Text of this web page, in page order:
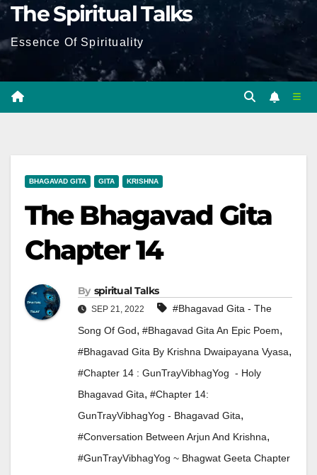
The Spiritual Talks
Essence Of Spirituality
BHAGAVAD GITA GITA KRISHNA
The Bhagavad Gita
Chapter 14
By Spiritual Talks
SEP 21, 2022
#Bhagavad Gita - The
Song Of God, #Bhagavad Gita An Epic Poem,
#Bhagavad Gita By Krishna Dwaipayana Vyasa,
#Chapter 14 : GunTrayVibhagYog - Holy
Bhagavad Gita, #Chapter 14:
GunTrayVibhagYog - Bhagavad Gita,
#Conversation Between Arjun And Krishna,
#GunTrayVibhagYog ~ Bhagwat Geeta Chapter